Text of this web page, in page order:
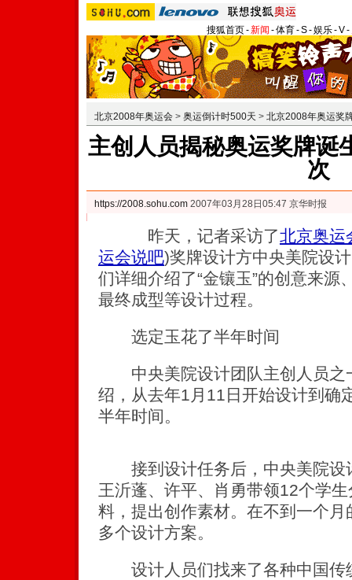
搜狐首页-新闻 -体育-S-娱乐-V-
北京2008年奥运会 > 奥运倒计时500天 > 北京2008年奥运奖
主创人员揭秘奥运奖牌诞
次
https://2008.sohu.com 2007年03月28日05:47 京华时报
昨天，记者采访了北京奥运
运会说吧)奖牌设计方中央美院设
们详细介绍了“金镶玉”的创意来源
最终成型等设计过程。
选定玉花了半年时间
中央美院设计团队主创人员之
绍，从去年1月11日开始设计到确
半年时间。
接到设计任务后，中央美院设
王沂蓬、许平、肖勇带领12个学
料，提出创作素材。在不到一个
多个设计方案。
设计人员们找来了各种中国传